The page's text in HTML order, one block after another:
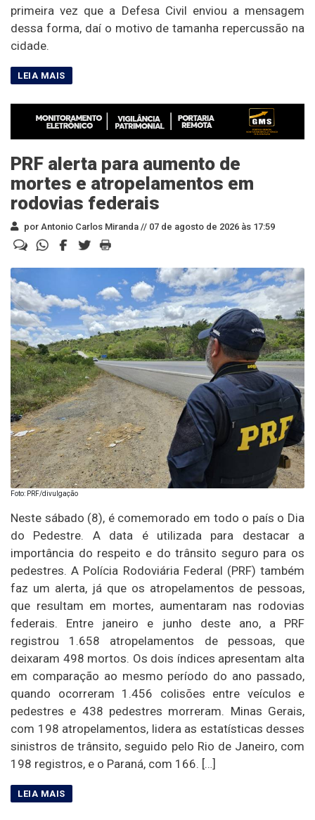
primeira vez que a Defesa Civil enviou a mensagem
dessa forma, daí o motivo de tamanha repercussão na
cidade.
PRF alerta para aumento de
mortes e atropelamentos em
rodovias federais
por Antonio Carlos Miranda // 07 de agosto de 2026 às 17:59
Foto: PRF/divulgação
Neste sábado (8), é comemorado em todo o país o Dia
do Pedestre. A data é utilizada para destacar a
importância do respeito e do trânsito seguro para os
pedestres. A Polícia Rodoviária Federal (PRF) também
faz um alerta, já que os atropelamentos de pessoas,
que resultam em mortes, aumentaram nas rodovias
federais. Entre janeiro e junho deste ano, a PRF
registrou 1.658 atropelamentos de pessoas, que
deixaram 498 mortos. Os dois índices apresentam alta
em comparação ao mesmo período do ano passado,
quando ocorreram 1.456 colisões entre veículos e
pedestres e 438 pedestres morreram. Minas Gerais,
com 198 atropelamentos, lidera as estatísticas desses
sinistros de trânsito, seguido pelo Rio de Janeiro, com
198 registros, e o Paraná, com 166. […]